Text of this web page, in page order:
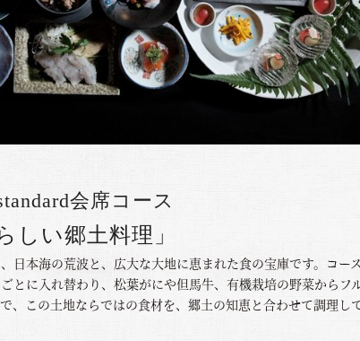
会席コース
しい郷土料理」
日本海の荒波と、広大な大地に恵まれた食の宝庫です。コー
とに入れ替わり、松葉がにや但馬牛、有機栽培の野菜からフ
、この土地ならではの食材を、郷土の知恵と合わせて調理し